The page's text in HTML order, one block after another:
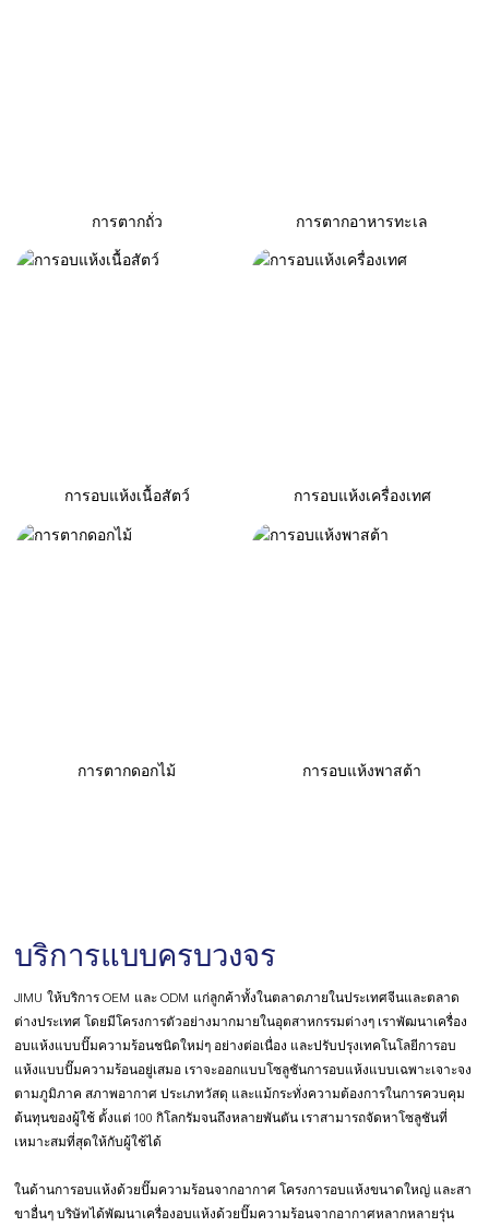
การตากถั่ว การตากอาหารทะเล
การอบแห้งเนื้อสัตว์ การอบแห้งเครื่องเทศ
การตากดอกไม้ การอบแห้งพาสต้า
บริการแบบครบวงจร
JIMU ให้บริการ OEM และ ODM แก่ลูกค้าทั้งในตลาดภายในประเทศจีนและตลาด
ต่างประเทศ โดยมีโครงการตัวอย่างมากมายในอุตสาหกรรมต่างๆ เราพัฒนาเครื่อง
อบแห้งแบบปั๊มความร้อนชนิดใหม่ๆ อย่างต่อเนื่อง และปรับปรุงเทคโนโลยีการอบ
แห้งแบบปั๊มความร้อนอยู่เสมอ เราจะออกแบบโซลูชันการอบแห้งแบบเฉพาะเจาะจง
ตามภูมิภาค สภาพอากาศ ประเภทวัสดุ และแม้กระทั่งความต้องการในการควบคุม
ต้นทุนของผู้ใช้ ตั้งแต่ 100 กิโลกรัมจนถึงหลายพันตัน เราสามารถจัดหาโซลูชันที่
เหมาะสมที่สุดให้กับผู้ใช้ได้
ในด้านการอบแห้งด้วยปั๊มความร้อนจากอากาศ โครงการอบแห้งขนาดใหญ่ และสา
ขาอื่นๆ บริษัทได้พัฒนาเครื่องอบแห้งด้วยปั๊มความร้อนจากอากาศหลากหลายรุ่น